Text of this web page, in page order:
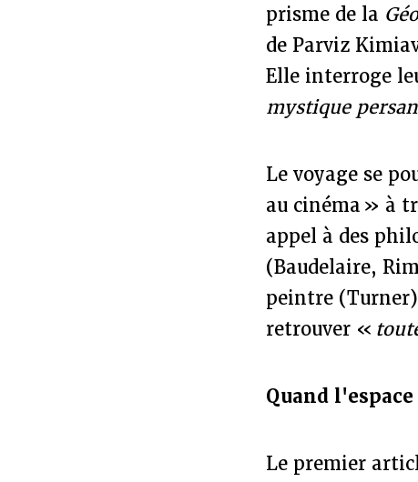
prisme de la
de Parviz
Elle interroge
mystique
Le voyage se
au cinéma » à
appel à des
(Baudelaire,
peintre
retrouver «
Quand
Le premier